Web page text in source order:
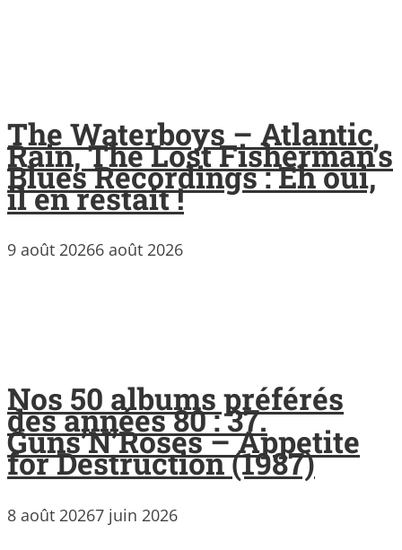
The Waterboys – Atlantic
Rain, The Lost Fisherman’s
Blues Recordings : Eh oui,
il en restait !
9 août 20266 août 2026
Nos 50 albums préférés
des années 80 : 37.
Guns’N’Roses – Appetite
for Destruction (1987)
8 août 20267 juin 2026